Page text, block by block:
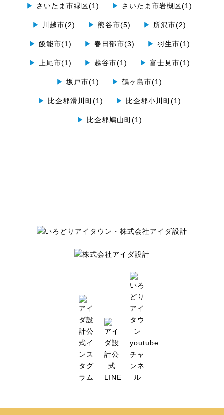
▶ さいたま市緑区(1) ▶ さいたま市岩槻区(1)
▶ 川越市(2) ▶ 熊谷市(5) ▶ 所沢市(2)
▶ 飯能市(1) ▶ 春日部市(3) ▶ 羽生市(1)
▶ 上尾市(1) ▶ 越谷市(1) ▶ 富士見市(1)
▶ 坂戸市(1) ▶ 鶴ヶ島市(1)
▶ 比企郡滑川町(1) ▶ 比企郡小川町(1)
▶ 比企郡鳩山町(1)